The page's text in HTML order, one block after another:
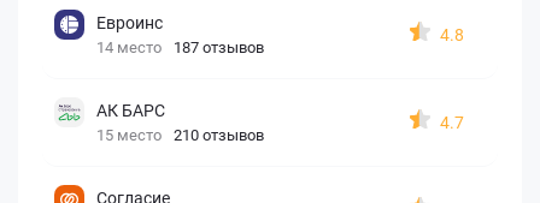
Евроинс
14 место 187 отзывов
4.8
АК БАРС
15 место 210 отзывов
4.7
Согласие